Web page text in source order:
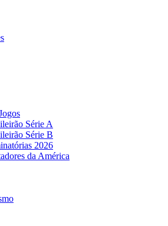
Série A
Série B
2026
da América